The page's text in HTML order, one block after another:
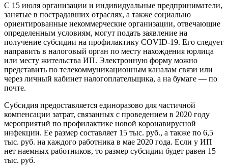
С 15 июля организации и индивидуальные предприниматели,
занятые в пострадавших отраслях, а также социально
ориентированные некоммерческие организации, отвечающие
определенным условиям, могут подать заявление на
получение субсидии на профилактику COVID-19. Его следует
направить в налоговый орган по месту нахождения юрлица
или месту жительства ИП. Электронную форму можно
представить по телекоммуникационным каналам связи или
через личный кабинет налогоплательщика, а на бумаге — по
почте.
Субсидия предоставляется единоразово для частичной
компенсации затрат, связанных с проведением в 2020 году
мероприятий по профилактике новой коронавирусной
инфекции. Ее размер составляет 15 тыс. руб., а также по 6,5
тыс. руб. на каждого работника в мае 2020 года. Если у ИП
нет наемных работников, то размер субсидии будет равен 15
тыс. руб.